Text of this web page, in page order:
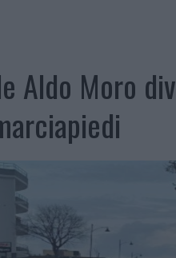
CAFFÈ IMPECCABILE: COME SCEGLIERE
Aldo Moro